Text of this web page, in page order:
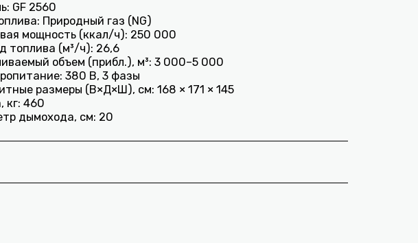
GF 2560
Природный газ (NG)
мощность (ккал/ч): 250 000
топлива (м³/ч): 26,6
объем (прибл.), м³: 3 000–5 000
380 В, 3 фазы
размеры (В×Д×Ш), см: 168 × 171 × 145
кг: 460
дымохода, см: 20